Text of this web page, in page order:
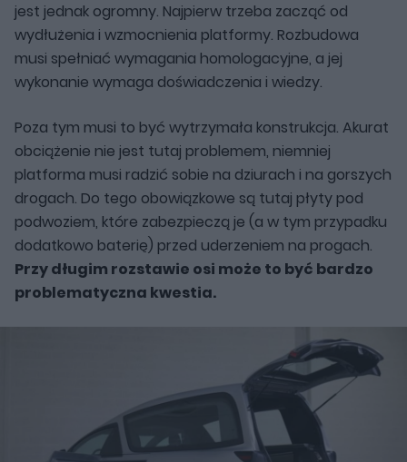
jest jednak ogromny. Najpierw trzeba zacząć od
wydłużenia i wzmocnienia platformy. Rozbudowa
musi spełniać wymagania homologacyjne, a jej
wykonanie wymaga doświadczenia i wiedzy.
Poza tym musi to być wytrzymała konstrukcja. Akurat
obciążenie nie jest tutaj problemem, niemniej
platforma musi radzić sobie na dziurach i na gorszych
drogach. Do tego obowiązkowe są tutaj płyty pod
podwoziem, które zabezpieczą je (a w tym przypadku
dodatkowo baterię) przed uderzeniem na progach.
Przy długim rozstawie osi może to być bardzo
problematyczna kwestia.